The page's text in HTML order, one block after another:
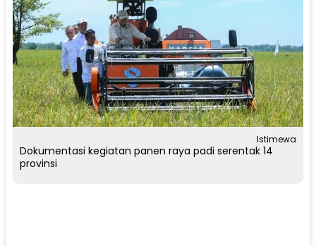
Istimewa
Dokumentasi kegiatan panen raya padi serentak 14
provinsi